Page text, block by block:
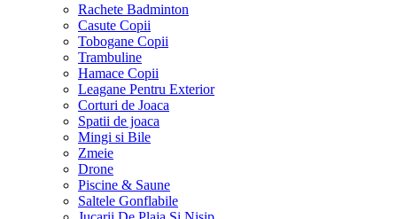
Rachete Badminton
Casute Copii
Tobogane Copii
Trambuline
Hamace Copii
Leagane Pentru Exterior
Corturi de Joaca
Spatii de joaca
Mingi si Bile
Zmeie
Drone
Piscine & Saune
Saltele Gonflabile